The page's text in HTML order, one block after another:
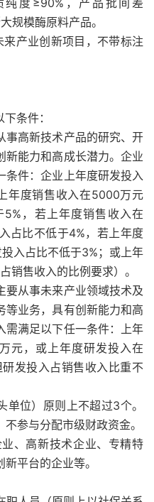
度≥90%，产品批间差
规模酶原料产品。
产业创新项目，不带标注
条件：
事高新技术产品的研究、开
新能力和高成长潜力。企业
条件：企业上年度研发投入
年度销售收入在5000万元
，若上年度销售收入在
占比不低于4%，若上年度
入占比不低于3%；或上年
销售收入的比例要求）。
要从事未来产业领域技术及
等业务，具有创新能力和高
需满足以下任一条件：上年
元，或上年度研发投入在
发投入占销售收入比重不
位）原则上不超过3个。
参与分配市级财政资金。
、高新技术企业、专精特
平台的企业等。